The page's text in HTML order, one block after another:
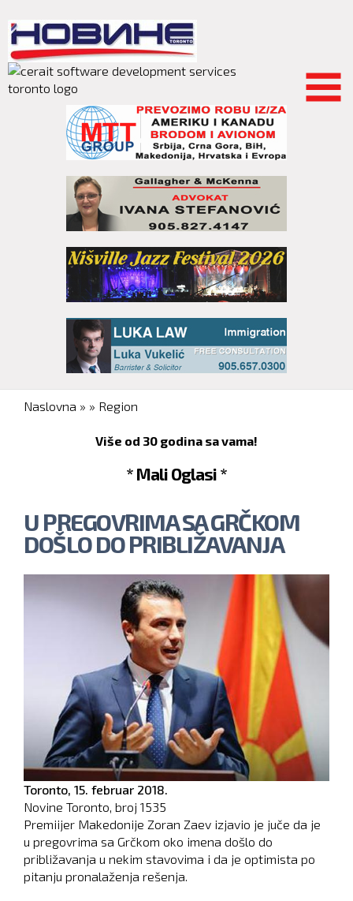
main
content
You are here
Naslovna » » Region
Više od 30 godina sa vama!
* Mali Oglasi *
U PREGOVRIMA SA GRČKOM
DOŠLO DO PRIBLIŽAVANJA
Toronto, 15. februar 2018.
Novine Toronto, broj 1535
Premiijer Makedonije Zoran Zaev izjavio je juče da je
u pregovrima sa Grčkom oko imena došlo do
približavanja u nekim stavovima i da je optimista po
pitanju pronalaženja rešenja.